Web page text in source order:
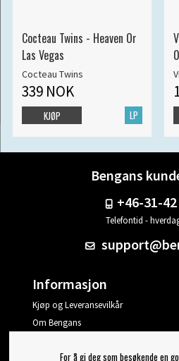
Cocteau Twins - Heaven Or
Las Vegas
Cocteau Twins
339 NOK
LP
KJØP
Bengans
+46-31-
Telefontid -
Informasjon
Kjøp og Leveransevilkår
Om Bengans
For å gi deg som besøkende en